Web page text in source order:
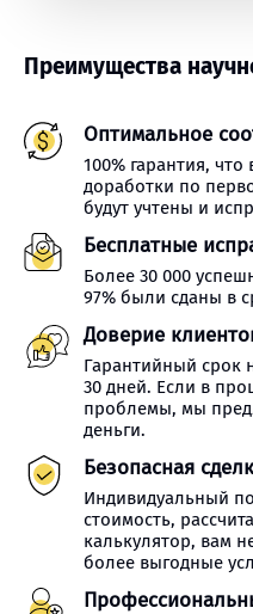
Преимущества
Оптимальное
100% гарантия,
доработки по
будут учтены и
Бесплатные
Более 30 000
97% были сданы в
Доверие
Гарантийный срок
30 дней. Если в
проблемы, мы
деньги.
Безопасная
Индивидуальный
стоимость,
калькулятор, вам
более выгодные